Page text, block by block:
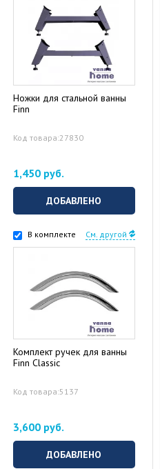
Ножки для стальной ванны
Finn
Код товара:27830
1,450 руб.
ДОБАВЛЕНО
В комплекте См. другой
Комплект ручек для ванны
Finn Classic
Код товара:5137
3,600 руб.
ДОБАВЛЕНО